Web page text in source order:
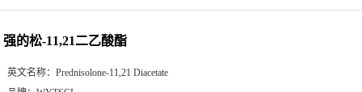
强的松-11,21二乙酸酯
英文名称： Prednisolone-11,21 Diacetate